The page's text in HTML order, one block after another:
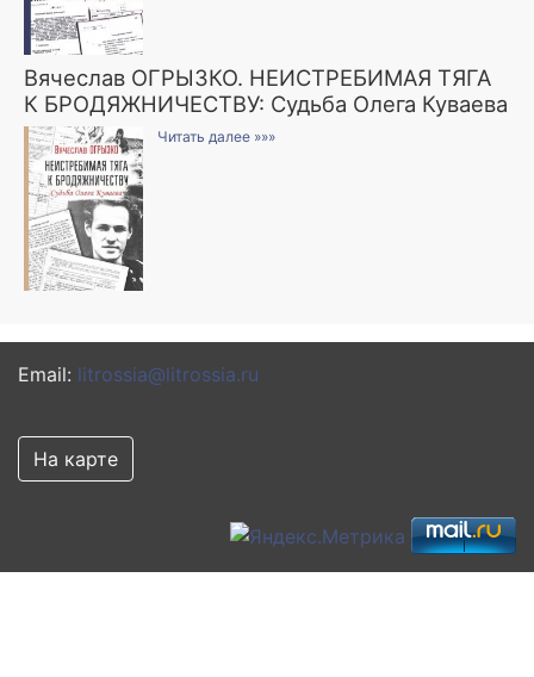
Вячеслав ОГРЫЗКО. НЕИСТРЕБИМАЯ ТЯГА
К БРОДЯЖНИЧЕСТВУ: Судьба Олега Куваева
Читать далее »»»
Email: litrossia@litrossia.ru
На карте